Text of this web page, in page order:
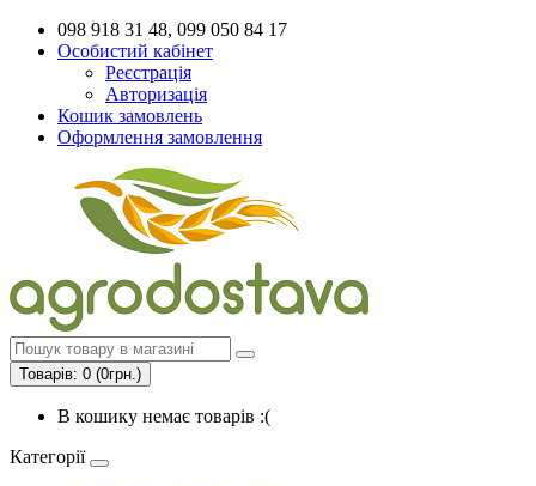
098 918 31 48, 099 050 84 17
Особистий кабінет
Реєстрація
Авторизація
Кошик замовлень
Оформлення замовлення
Товарів: 0 (0грн.)
В кошику немає товарів :(
Категорії